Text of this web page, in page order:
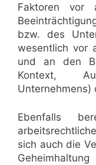
Faktoren vor
bzw. des
wesentlich vor
und an den
Kontext,
Unternehmens)
Ebenfalls
sich auch die